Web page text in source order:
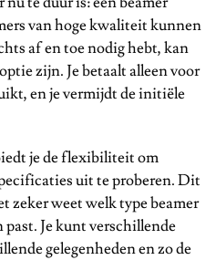
van hoge kwaliteit kunnen
af en toe nodig hebt, kan
zijn. Je betaalt alleen voor
en je vermijdt de initiële
je de flexibiliteit om
uit te proberen. Dit
zeker weet welk type beamer
Je kunt verschillende
gelegenheden en zo de